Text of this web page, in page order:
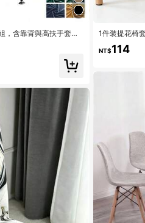
，含靠背與高扶手套，
房等用餐椅
1件装提花椅
NT$114